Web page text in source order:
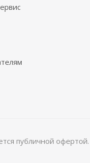
публичной офертой.